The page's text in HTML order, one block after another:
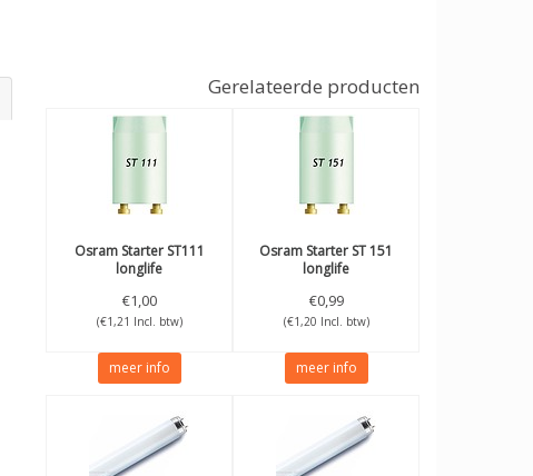
Gerelateerde producten
OsramStarter ST111
longlife
€1,00
(€1,21 Incl. btw)
meer info
Osram Starter ST 151
longlife
€0,99
(€1,20 Incl. btw)
meer info